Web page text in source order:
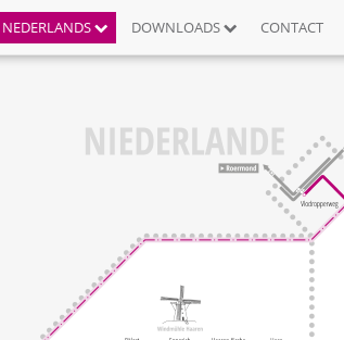
NEDERLANDS DOWNLOADS CONTACT